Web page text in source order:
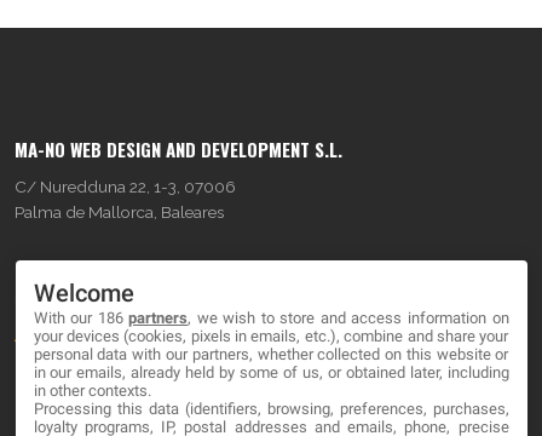
MA-NO WEB DESIGN AND DEVELOPMENT S.L.
C/ Nuredduna 22, 1-3, 07006
Palma de Mallorca, Baleares
About
Blog
Contact
Welcome
With our 186partners, we wish to store and access information on
your devices (cookies, pixels in emails, etc.), combine and share your
personal data with our partners, whether collected on this website or
in our emails, already held by some of us, or obtained later, including
in other contexts.
Processing this data (identifiers, browsing, preferences, purchases,
loyalty programs, IP, postal addresses and emails, phone, precise